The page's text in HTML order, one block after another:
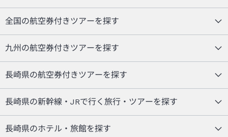
全国の航空券付きツアーを探す
九州の航空券付きツアーを探す
長崎県の航空券付きツアーを探す
長崎県の新幹線・JRで行く旅行・ツアーを探す
長崎県のホテル・旅館を探す